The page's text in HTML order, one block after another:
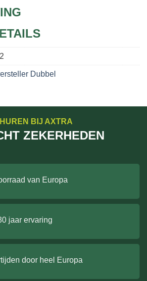
Dubbel
HUREN BIJ AXTRA
ZEKERHEDEN
van Europa
jaar ervaring
door heel Europa